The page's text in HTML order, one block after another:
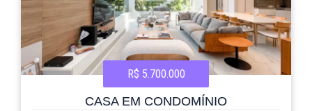
R$ 5.700.000
CASA EM CONDOMÍNIO